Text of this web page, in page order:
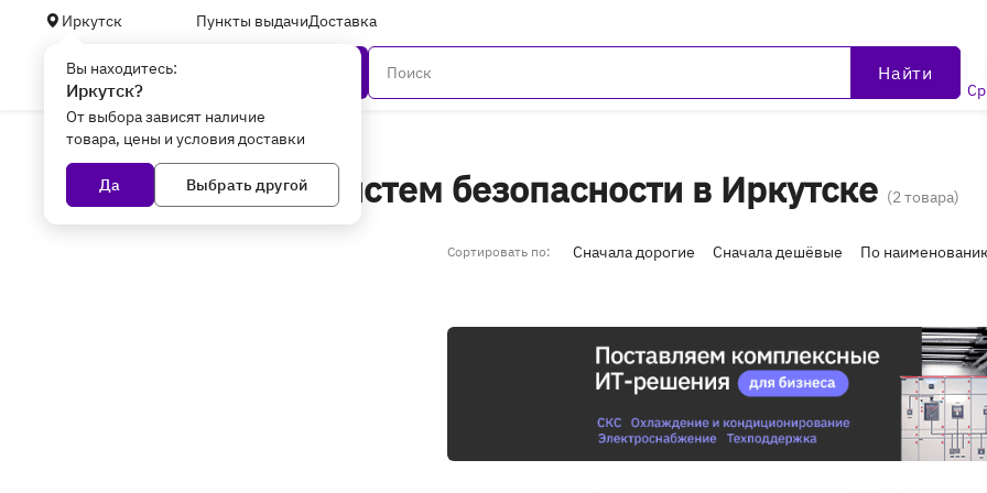
Иркутск Пункты выдачиДоставка
Вы находитесь:
Иркутск?
От выбора зависят наличие
товара, цены и условия доставки
Да Выбрать другой
Найти
Главная Сетевое оборудование
ОПС Комплекты систем безопасности в Иркутске (2 товара)
Сортировать по: Сначала дорогие Сначала дешёвые По